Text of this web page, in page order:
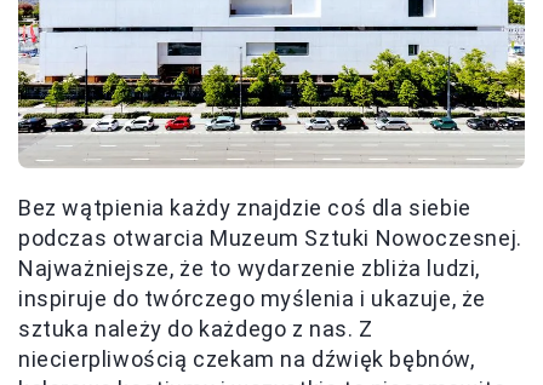
Bez wątpienia każdy znajdzie coś dla siebie
podczas otwarcia Muzeum Sztuki Nowoczesnej.
Najważniejsze, że to wydarzenie zbliża ludzi,
inspiruje do twórczego myślenia i ukazuje, że
sztuka należy do każdego z nas. Z
niecierpliwością czekam na dźwięk bębnów,